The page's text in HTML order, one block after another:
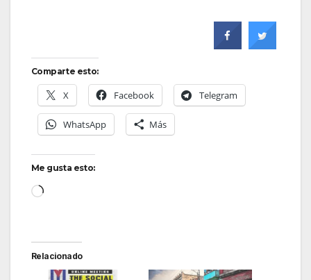
Comparte esto:
X Facebook Telegram
WhatsApp Más
Me gusta esto:
Cargando...
Relacionado